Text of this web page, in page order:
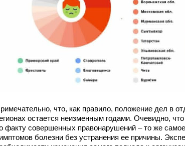
что, как правило, положение дел в
остается неизменным годами. Очевидно,
факту совершенных правонарушений – то же
болезни без устранения ее причины.